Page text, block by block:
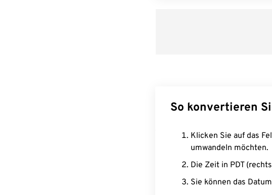
So konvertieren
Klicken Sie auf das
umwandeln möchten.
Die Zeit in PDT
Sie können das